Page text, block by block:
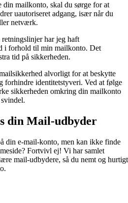
mailkonto, skal du sørge for at
uautoriseret adgang, især når du
netværk.
har jeg haft
i forhold til min mailkonto. Det
tid på sikkerheden.
alvorligt for at beskytte
forhindre identitetstyveri. Ved at følge
sikkerheden omkring din mailkonto
din Mail-udbyder
din e-mail-konto, men kan ikke finde
Fortvivl ej! Vi har samlet
mail-udbydere, så du nemt og hurtigt